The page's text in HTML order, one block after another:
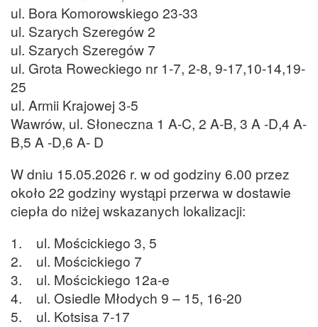
ul. Bora Komorowskiego 23-33
ul. Szarych Szeregów 2
ul. Szarych Szeregów 7
ul. Grota Roweckiego nr 1-7, 2-8, 9-17,10-14,19-
25
ul. Armii Krajowej 3-5
Wawrów, ul. Słoneczna 1 A-C, 2 A-B, 3 A -D,4 A-
B,5 A -D,6 A- D
W dniu 15.05.2026 r. w od godziny 6.00 przez
około 22 godziny wystąpi przerwa w dostawie
ciepła do niżej wskazanych lokalizacji:
1. ul. Mościckiego 3, 5
2. ul. Mościckiego 7
3. ul. Mościckiego 12a-e
4. ul. Osiedle Młodych 9 – 15, 16-20
5. ul. Kotsisa 7-17